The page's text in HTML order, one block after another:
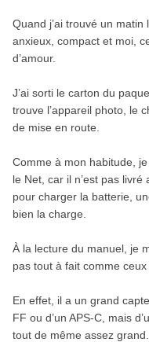
Quand j’ai trouvé un matin
anxieux, compact et moi,
d’amour.
J’ai sorti le carton du
trouve l’appareil photo, le
de mise en route.
Comme à mon habitude,
le Net, car il n’est pas
pour charger la batterie,
bien la charge.
À la lecture du manuel, je
pas tout à fait comme ceux
En effet, il a un grand
FF ou d’un APS-C, mais
tout de même assez grand.